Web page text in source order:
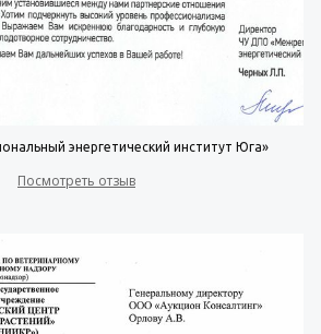
энергетический институт Юга»
Посмотреть отзыв